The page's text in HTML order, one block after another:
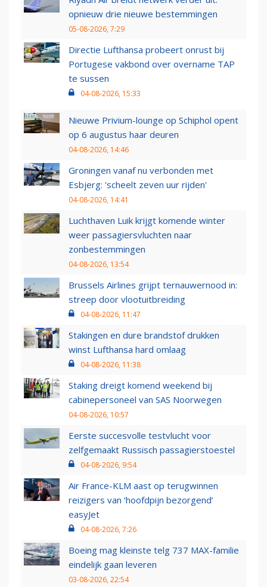
opnieuw drie nieuwe bestemmingen
05-08-2026, 7:29
Directie Lufthansa probeert onrust bij
Portugese vakbond over overname TAP
te sussen
04-08-2026, 15:33
Nieuwe Privium-lounge op Schiphol opent
op 6 augustus haar deuren
04-08-2026, 14:46
Groningen vanaf nu verbonden met
Esbjerg: 'scheelt zeven uur rijden'
04-08-2026, 14:41
Luchthaven Luik krijgt komende winter
weer passagiersvluchten naar
zonbestemmingen
04-08-2026, 13:54
Brussels Airlines grijpt ternauwernood in:
streep door vlootuitbreiding
04-08-2026, 11:47
Stakingen en dure brandstof drukken
winst Lufthansa hard omlaag
04-08-2026, 11:38
Staking dreigt komend weekend bij
cabinepersoneel van SAS Noorwegen
04-08-2026, 10:57
Eerste succesvolle testvlucht voor
zelfgemaakt Russisch passagierstoestel
04-08-2026, 9:54
Air France-KLM aast op terugwinnen
reizigers van ‘hoofdpijn bezorgend’
easyJet
04-08-2026, 7:26
Boeing mag kleinste telg 737 MAX-familie
eindelijk gaan leveren
03-08-2026, 22:54